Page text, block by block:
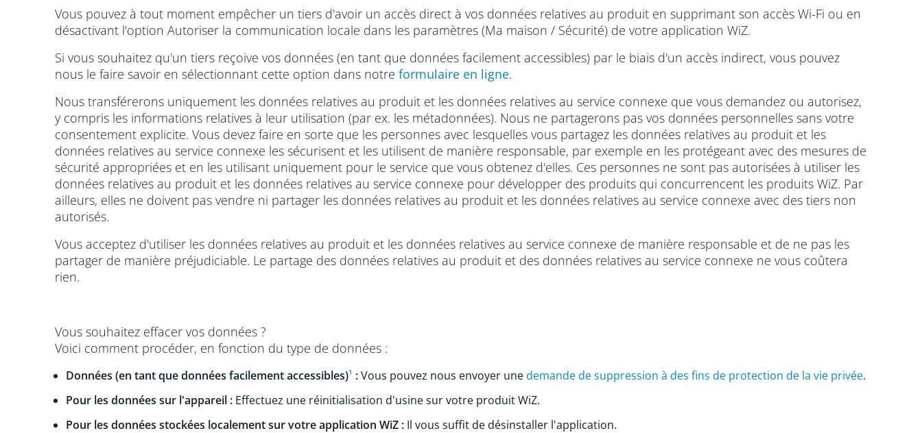
Vous pouvez à tout moment empêcher un tiers d'avoir un accès direct à vos données relatives au produit en supprimant son accès Wi-Fi ou en
désactivant l'option Autoriser la communication locale dans les paramètres (Ma maison / Sécurité) de votre application WiZ.
Si vous souhaitez qu'un tiers reçoive vos données (en tant que données facilement accessibles) par le biais d'un accès indirect, vous pouvez
nous le faire savoir en sélectionnant cette option dans notre formulaire en ligne.
Nous transférerons uniquement les données relatives au produit et les données relatives au service connexe que vous demandez ou autorisez,
y compris les informations relatives à leur utilisation (par ex. les métadonnées). Nous ne partagerons pas vos données personnelles sans votre
consentement explicite. Vous devez faire en sorte que les personnes avec lesquelles vous partagez les données relatives au produit et les
données relatives au service connexe les sécurisent et les utilisent de manière responsable, par exemple en les protégeant avec des mesures de
sécurité appropriées et en les utilisant uniquement pour le service que vous obtenez d'elles. Ces personnes ne sont pas autorisées à utiliser les
données relatives au produit et les données relatives au service connexe pour développer des produits qui concurrencent les produits WiZ. Par
ailleurs, elles ne doivent pas vendre ni partager les données relatives au produit et les données relatives au service connexe avec des tiers non
autorisés.
Vous acceptez d'utiliser les données relatives au produit et les données relatives au service connexe de manière responsable et de ne pas les
partager de manière préjudiciable. Le partage des données relatives au produit et des données relatives au service connexe ne vous coûtera
rien.
Vous souhaitez effacer vos données ?
Voici comment procéder, en fonction du type de données :
Données (en tant que données facilement accessibles)¹ :Vous pouvez nous envoyer unedemande de suppression à des fins de protection de la vie privée.
Pour les données sur l'appareil : Effectuez une réinitialisation d'usine sur votre produit WiZ.
Pour les données stockées localement sur votre application WiZ : Il vous suffit de désinstaller l'application.